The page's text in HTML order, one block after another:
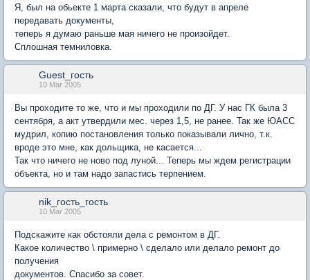
Я, был на обьекте 1 марта сказали, что будут в апреле
передавать документы,
теперь я думаю раньше мая ничего не произойдет.
Сплошная темниловка.
Guest_гость
10 Mar 2005
Вы проходите то же, что и мы проходили по ДГ. У нас ГК была 3
сентября, а акт утвердили мес. через 1,5, не ранее. Так же ЮАСС
мудрил, копию постановления только показывали лично, т.к.
вроде это мне, как дольщика, не касается...
Так что ничего не ново под луной... Теперь мы ждем регистрации
объекта, но и там надо запастись терпением.
nik_гость_гость
10 Mar 2005
Подскажите как обстояли дела с ремонтом в ДГ.
Какое количество \ примерно \ сделало или делало ремонт до
получения
документов. Спасибо за совет.